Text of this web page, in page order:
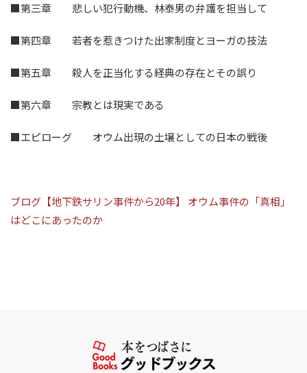
■第三章 悲しい犯行動機、林泰男の弁護を担当して
■第四章 若者を惹きつけた出家制度とヨーガの技法
■第五章 殺人を正当化する経典の存在とその誤り
■第六章 宗教とは現実である
■エピローグ オウム出現の土壌としての日本の戦後
ブログ【地下鉄サリン事件から20年】 オウム事件の「真相」
はどこにあったのか